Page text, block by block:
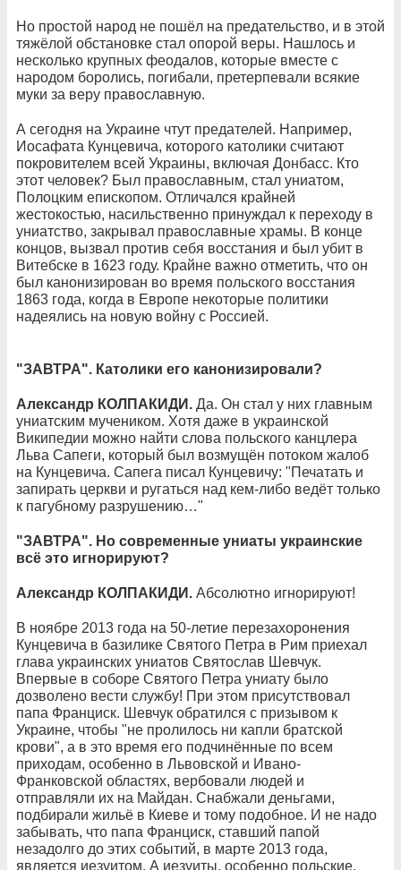
Но простой народ не пошёл на предательство, и в этой
тяжёлой обстановке стал опорой веры. Нашлось и
несколько крупных феодалов, которые вместе с
народом боролись, погибали, претерпевали всякие
муки за веру православную.
А сегодня на Украине чтут предателей. Например,
Иосафата Кунцевича, которого католики считают
покровителем всей Украины, включая Донбасс. Кто
этот человек? Был православным, стал униатом,
Полоцким епископом. Отличался крайней
жестокостью, насильственно принуждал к переходу в
униатство, закрывал православные храмы. В конце
концов, вызвал против себя восстания и был убит в
Витебске в 1623 году. Крайне важно отметить, что он
был канонизирован во время польского восстания
1863 года, когда в Европе некоторые политики
надеялись на новую войну с Россией.
"ЗАВТРА". Католики его канонизировали?
Александр КОЛПАКИДИ. Да. Он стал у них главным
униатским мучеником. Хотя даже в украинской
Википедии можно найти слова польского канцлера
Льва Сапеги, который был возмущён потоком жалоб
на Кунцевича. Сапега писал Кунцевичу: "Печатать и
запирать церкви и ругаться над кем-либо ведёт только
к пагубному разрушению…"
"ЗАВТРА". Но современные униаты украинские
всё это игнорируют?
Александр КОЛПАКИДИ. Абсолютно игнорируют!
В ноябре 2013 года на 50-летие перезахоронения
Кунцевича в базилике Святого Петра в Рим приехал
глава украинских униатов Святослав Шевчук.
Впервые в соборе Святого Петра униату было
дозволено вести службу! При этом присутствовал
папа Франциск. Шевчук обратился с призывом к
Украине, чтобы "не пролилось ни капли братской
крови", а в это время его подчинённые по всем
приходам, особенно в Львовской и Ивано-
Франковской областях, вербовали людей и
отправляли их на Майдан. Снабжали деньгами,
подбирали жильё в Киеве и тому подобное. И не надо
забывать, что папа Франциск, ставший папой
незадолго до этих событий, в марте 2013 года,
является иезуитом. А иезуиты, особенно польские,